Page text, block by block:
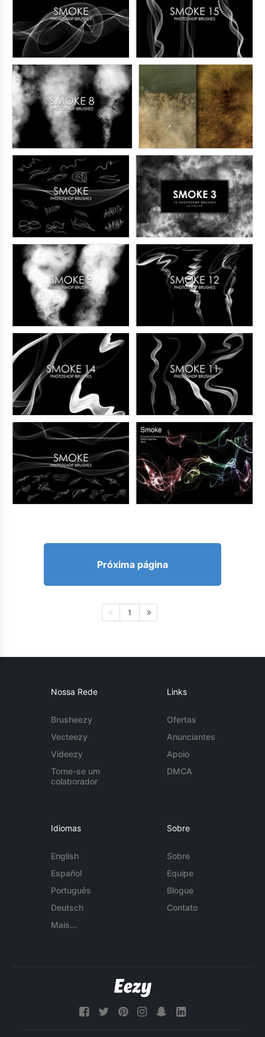
Próxima página
1
Nossa Rede
Brusheezy
Vecteezy
Videezy
Torne-se um
colaborador
Links
Ofertas
Anunciantes
Apoio
DMCA
Idiomas
English
Español
Português
Deutsch
Mais...
Sobre
Sobre
Equipe
Blogue
Contato